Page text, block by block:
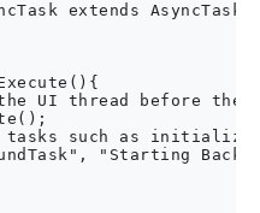
extends
UI thread before the
tasks such as
"Starting